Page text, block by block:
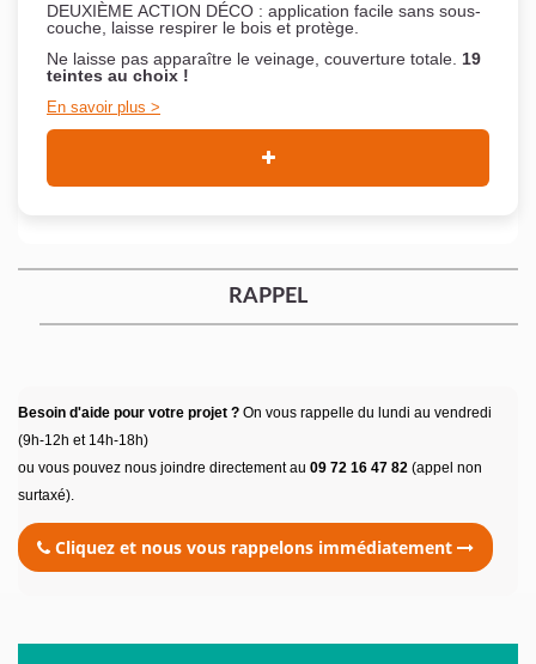
DEUXIÈME ACTION DÉCO : application facile sans sous-
couche, laisse respirer le bois et protège.
Ne laisse pas apparaître le veinage, couverture totale. 19
teintes au choix !
En savoir plus
RAPPEL
Besoin d'aide pour votre projet ? On vous rappelle du lundi au vendredi
(9h-12h et 14h-18h)
ou vous pouvez nous joindre directement au 09 72 16 47 82 (appel non
surtaxé).
Cliquez et nous vous rappelons immédiatement